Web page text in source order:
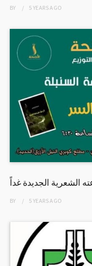
BY 5 YEARSAGO
الشعرية الجديدة غداً
BY 5 YEARSAGO